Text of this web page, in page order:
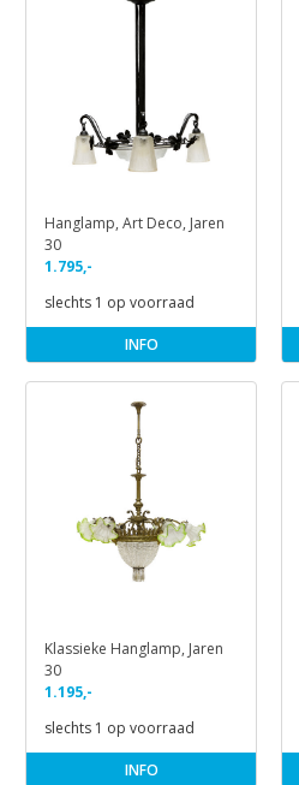
Hanglamp, Art Deco, Jaren
30
1.795,-
slechts 1 op voorraad
INFO
Klassieke Hanglamp, Jaren
30
1.195,-
slechts 1 op voorraad
INFO